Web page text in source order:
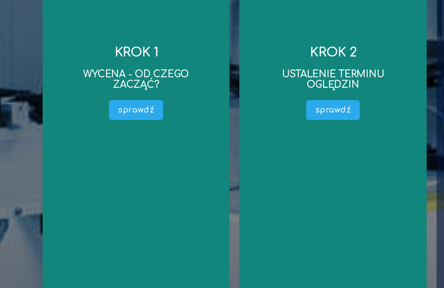
KROK 1
WYCENA - OD CZEGO
ZACZĄĆ?
sprawdź
Określić do czego wycena jest potrzebna (cel
Po ustaleniu podstawowych parametrów –
zapraszamy do kontaktu telefonicznego lub
mailowego – ustalimy koszt wyceny, termin
realizacji oraz ewentualne dokumenty niezbędne KROK 2
USTALENIE TERMINU
OGLĘDZIN
sprawdź
wykonanie oględzin.
Ustalamy wspólnie termin oględzin (od terminu
oględzin oraz przekazania niezbędnej
dokumentacji liczony jest termin wykonania
wyceny).
robocze od dnia wykonania oględzin/przekazania
niezbędnych dokumentów.